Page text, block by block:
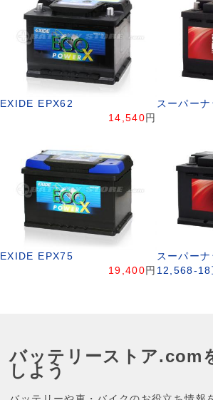
EXIDE EPX62
14,540円
スーパー
EXIDE EPX75
19,400 円
スーパー
12,568-18
バッテリーストア.com
しよう